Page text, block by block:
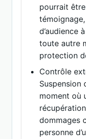
pourrait
d’audience
toute autre
protection
Contrôle
Suspension
moment où
dommages
personne